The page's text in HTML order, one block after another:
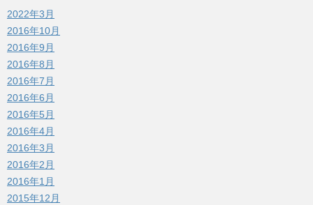
2022年3月
2016年10月
2016年9月
2016年8月
2016年7月
2016年6月
2016年5月
2016年4月
2016年3月
2016年2月
2016年1月
2015年12月